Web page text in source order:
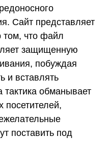
Сайт представляет
что файл
защищенную
побуждая
и вставлять
обманывает
посетителей,
поставить под